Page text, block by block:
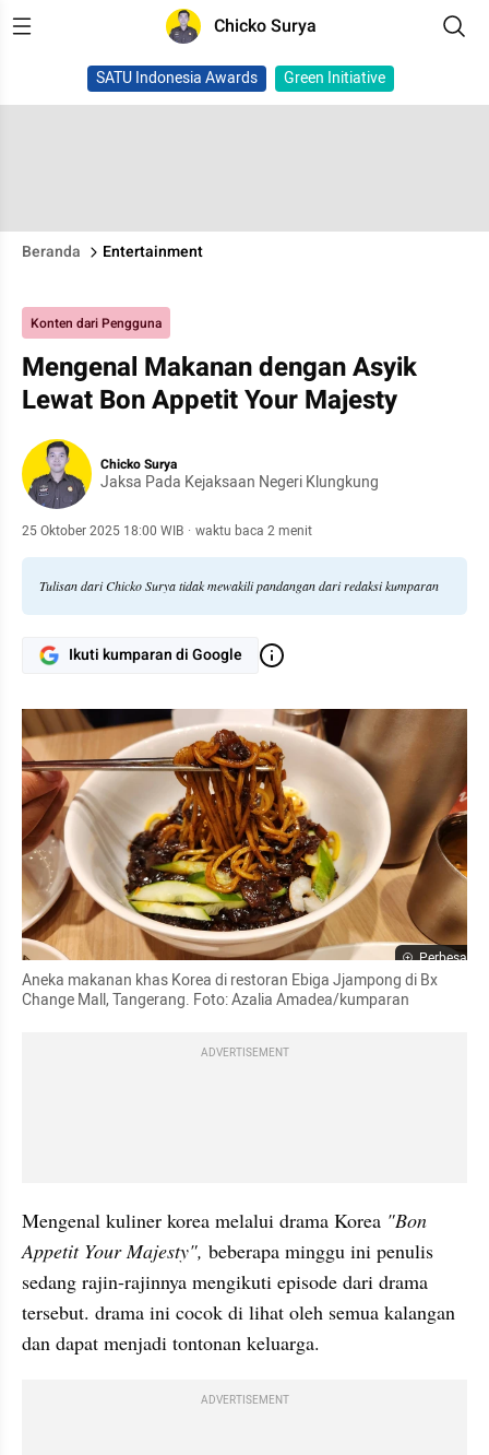
Chicko Surya
SATU Indonesia Awards Green Initiative
Beranda Entertainment
Konten dari Pengguna
Mengenal Makanan dengan Asyik
Lewat Bon Appetit Your Majesty
Chicko Surya
Jaksa Pada Kejaksaan Negeri Klungkung
25 Oktober 2025 18:00 WIB · waktu baca 2 menit
Tulisan dari Chicko Surya tidak mewakili pandangan dari redaksi kumparan
Ikuti kumparan di Google
Perbesar
Aneka makanan khas Korea di restoran Ebiga Jjampong di Bx
Change Mall, Tangerang. Foto: Azalia Amadea/kumparan
ADVERTISEMENT
Mengenal kuliner korea melalui drama Korea "Bon
Appetit Your Majesty", beberapa minggu ini penulis
sedang rajin-rajinnya mengikuti episode dari drama
tersebut. drama ini cocok di lihat oleh semua kalangan
dan dapat menjadi tontonan keluarga.
ADVERTISEMENT